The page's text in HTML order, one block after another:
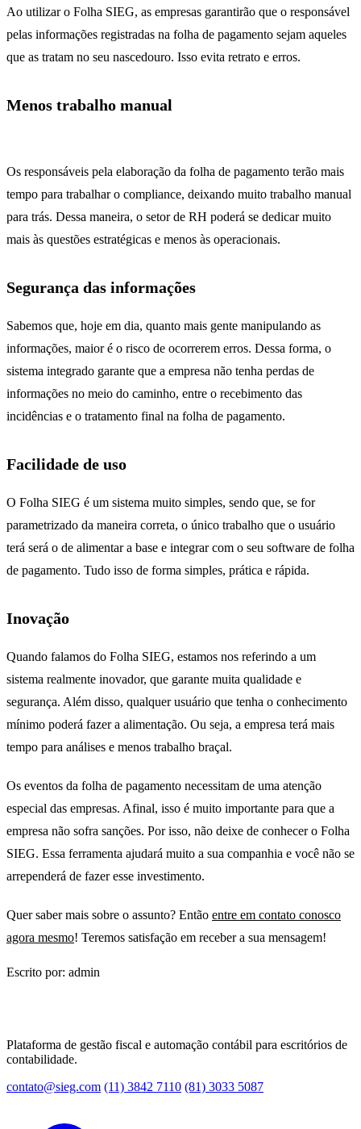
Ao utilizar o Folha SIEG, as empresas garantirão que o responsável
pelas informações registradas na folha de pagamento sejam aqueles
que as tratam no seu nascedouro. Isso evita retrato e erros.
Menos trabalho manual
Os responsáveis pela elaboração da folha de pagamento terão mais
tempo para trabalhar o compliance, deixando muito trabalho manual
para trás. Dessa maneira, o setor de RH poderá se dedicar muito
mais às questões estratégicas e menos às operacionais.
Segurança das informações
Sabemos que, hoje em dia, quanto mais gente manipulando as
informações, maior é o risco de ocorrerem erros. Dessa forma, o
sistema integrado garante que a empresa não tenha perdas de
informações no meio do caminho, entre o recebimento das
incidências e o tratamento final na folha de pagamento.
Facilidade de uso
O Folha SIEG é um sistema muito simples, sendo que, se for
parametrizado da maneira correta, o único trabalho que o usuário
terá será o de alimentar a base e integrar com o seu software de folha
de pagamento. Tudo isso de forma simples, prática e rápida.
Inovação
Quando falamos do Folha SIEG, estamos nos referindo a um
sistema realmente inovador, que garante muita qualidade e
segurança. Além disso, qualquer usuário que tenha o conhecimento
mínimo poderá fazer a alimentação. Ou seja, a empresa terá mais
tempo para análises e menos trabalho braçal.
Os eventos da folha de pagamento necessitam de uma atenção
especial das empresas. Afinal, isso é muito importante para que a
empresa não sofra sanções. Por isso, não deixe de conhecer o Folha
SIEG. Essa ferramenta ajudará muito a sua companhia e você não se
arrependerá de fazer esse investimento.
Quer saber mais sobre o assunto? Então entre em contato conosco
agora mesmo! Teremos satisfação em receber a sua mensagem!
Escrito por: admin
Plataforma de gestão fiscal e automação contábil para escritórios de
contabilidade.
contato@sieg.com (11) 3842 7110 (81) 3033 5087